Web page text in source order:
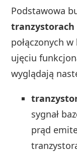
Podstawowa
tranzystorach
połączonych
ujęciu
wyglądają
sygnał
prąd